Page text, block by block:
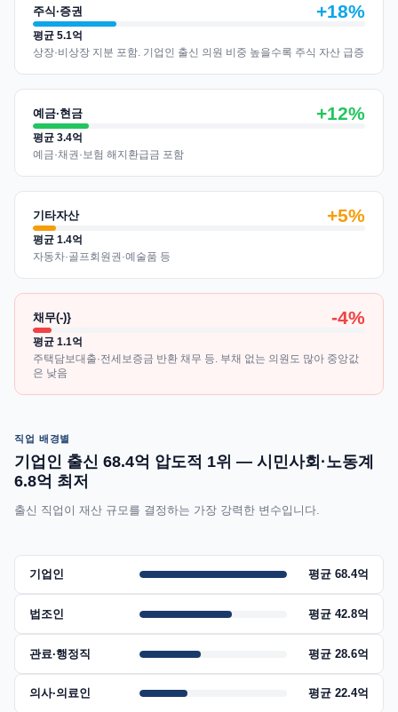
주식·증권 +18%
평균 5.1억
상장·비상장 지분 포함. 기업인 출신 의원 비중 높을수록 주식 자산 급증
예금·현금 +12%
평균 3.4억
예금·채권·보험 해지환급금 포함
기타자산 +5%
평균 1.4억
자동차·골프회원권·예술품 등
채무(-)} -4%
평균 1.1억
주택담보대출·전세보증금 반환 채무 등. 부채 없는 의원도 많아 중앙값
은 낮음
직업 배경별
기업인 출신 68.4억 압도적 1위 — 시민사회·노동계
6.8억 최저
출신 직업이 재산 규모를 결정하는 가장 강력한 변수입니다.
기업인 평균 68.4억
법조인 평균 42.8억
관료·행정직 평균 28.6억
의사·의료인 평균 22.4억